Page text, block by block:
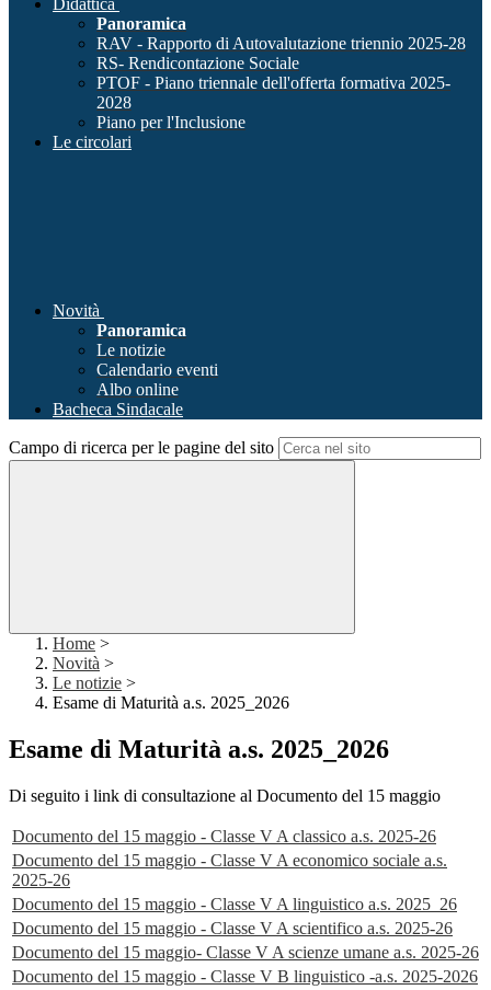
Didattica
Panoramica
RAV - Rapporto di Autovalutazione triennio 2025-28
RS- Rendicontazione Sociale
PTOF - Piano triennale dell'offerta formativa 2025-
2028
Piano per l'Inclusione
Le circolari
Novità
Panoramica
Le notizie
Calendario eventi
Albo online
Bacheca Sindacale
Campo di ricerca per le pagine del sito
Home >
Novità >
Le notizie >
Esame di Maturità a.s. 2025_2026
Esame di Maturità a.s. 2025_2026
Di seguito i link di consultazione al Documento del 15 maggio
Documento del 15 maggio - Classe V A classico a.s. 2025-26
Documento del 15 maggio - Classe V A economico sociale a.s.
2025-26
Documento del 15 maggio - Classe V A linguistico a.s. 2025_26
Documento del 15 maggio - Classe V A scientifico a.s. 2025-26
Documento del 15 maggio- Classe V A scienze umane a.s. 2025-26
Documento del 15 maggio - Classe V B linguistico -a.s. 2025-2026